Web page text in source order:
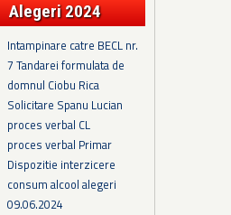
Alegeri 2024
Intampinare catre BECL nr.
7 Tandarei formulata de
domnul Ciobu Rica
Solicitare Spanu Lucian
proces verbal CL
proces verbal Primar
Dispozitie interzicere
consum alcool alegeri
09.06.2024